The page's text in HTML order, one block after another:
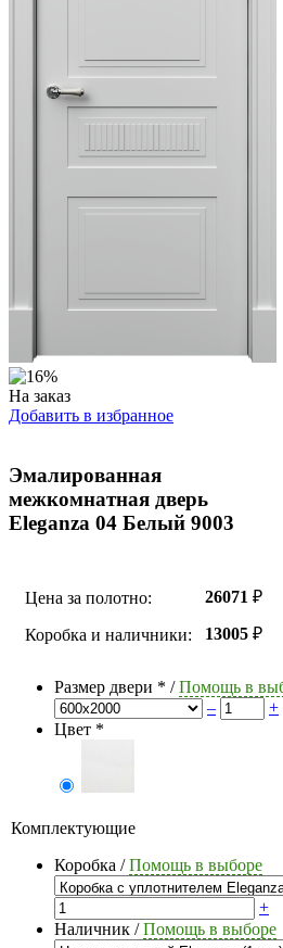
На заказ
Добавить в избранное
Эмалированная
межкомнатная дверь
Eleganza 04 Белый 9003
Цена за полотно: 26071 ₽
Коробка и наличники: 13005 ₽
Размер двери * /Помощь в
–
+
Цвет *
Комплектующие
Коробка /Помощь в выборе
+
Наличник /Помощь в выборе